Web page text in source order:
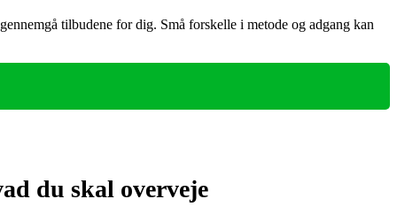
tilbudene for dig. Små forskelle i metode og adgang kan
du skal overveje